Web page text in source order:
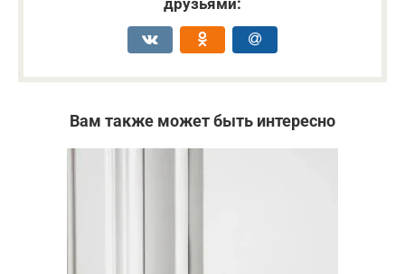
друзьями:
Вам также может быть интересно